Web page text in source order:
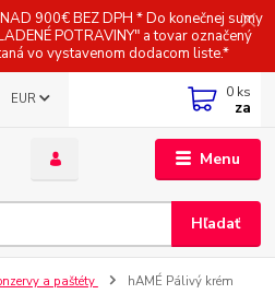
900€ BEZ DPH * Do konečnej sumy
POTRAVINY" a tovar označený
vo vystavenom dodacom liste.*
Menu
EUR
Hľadať
0 ks
za
a paštéty
hAMÉ Pálivý krém